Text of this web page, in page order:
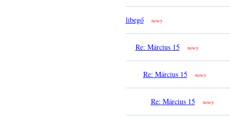
libegő nowy
Re: Március 15 nowy
Re: Március 15 nowy
Re: Március 15 nowy